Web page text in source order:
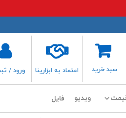
سبد خرید اعتماد به ابزارینا ورود /
ویدیو فایل